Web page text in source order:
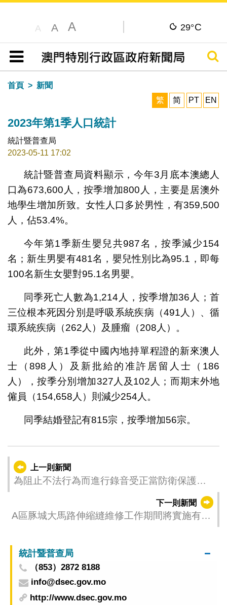
A A A 29°C
目錄
搜尋
首頁
新聞
繁
简 PT EN
2023年第1季人口統計
統計暨普查局
2023-05-11 17:02
統計暨普查局資料顯示，今年3月底本澳總人
口為673,600人，按季增加800人，主要是居澳外
地學生增加所致。女性人口多於男性，有359,500
人，佔53.4%。
今年第1季新生嬰兒共987名，按季減少154
名；新生男嬰有481名，嬰兒性別比為95.1，即每
100名新生女嬰對95.1名男嬰。
同季死亡人數為1,214人，按季增加36人；首
三位根本死因分別是呼吸系統疾病（491人）、循
環系統疾病（262人）及腫瘤（208人）。
此外，第1季從中國內地持單程證的新來澳人
士（898人）及新批給的准許居留人士（186
人），按季分別增加327人及102人；而期末外地
僱員（154,658人）則減少254人。
同季結婚登記有815宗，按季增加56宗。
上一則新聞
為阻止不法行為而進行錄音受正當防衛保護
下一則新聞
A區豚城大馬路伸縮縫維修工作期間將實施有限
統計暨普查局
（853）2872 8188
info@dsec.gov.mo
http://www.dsec.gov.mo